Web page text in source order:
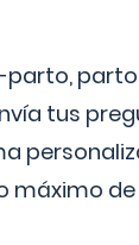
parto,
tus
máximo de